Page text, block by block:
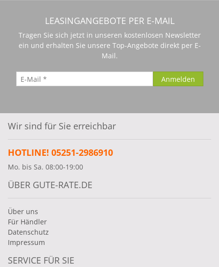
LEASINGANGEBOTE PER E-MAIL
Tragen Sie sich jetzt in unseren kostenlosen Newsletter
ein und erhalten Sie unsere Top-Angebote direkt per E-
Mail.
Wir sind für Sie erreichbar
HOTLINE! 05251-2986910
Mo. bis Sa. 08:00-19:00
ÜBER GUTE-RATE.DE
Über uns
Für Händler
Datenschutz
Impressum
SERVICE FÜR SIE